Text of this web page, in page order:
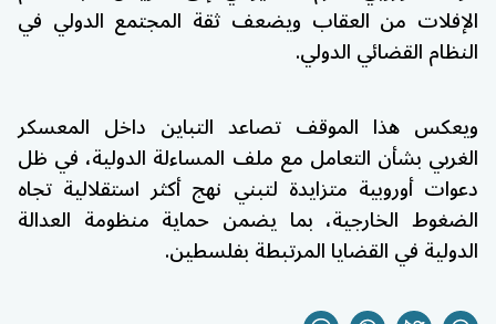
الإفلات من العقاب ويضعف ثقة المجتمع الدولي في
النظام القضائي الدولي.
ويعكس هذا الموقف تصاعد التباين داخل المعسكر
الغربي بشأن التعامل مع ملف المساءلة الدولية، في ظل
دعوات أوروبية متزايدة لتبني نهج أكثر استقلالية تجاه
الضغوط الخارجية، بما يضمن حماية منظومة العدالة
الدولية في القضايا المرتبطة بفلسطين.